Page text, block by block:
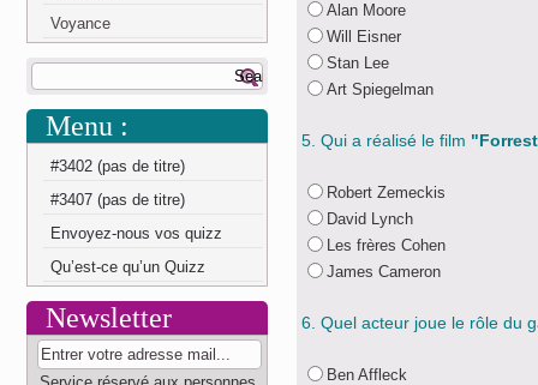
Voyance
Menu :
#3402 (pas de titre)
#3407 (pas de titre)
Envoyez-nous vos quizz
Qu’est-ce qu’un Quizz
Newsletter
Alan Moore
Will Eisner
Stan Lee
Art Spiegelman
5. Qui a réalisé le film
Robert Zemeckis
David Lynch
Les frères Cohen
James Cameron
6. Quel acteur joue le rôle du
Ben Affleck